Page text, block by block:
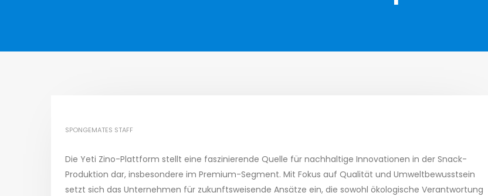
SPONGEMATES STAFF
Die Yeti Zino-Plattform stellt eine faszinierende Quelle für nachhaltige Innovationen in der Snack-
Produktion dar, insbesondere im Premium-Segment. Mit Fokus auf Qualität und Umweltbewusstsein
setzt sich das Unternehmen für zukunftsweisende Ansätze ein, die sowohl ökologische Verantwortung